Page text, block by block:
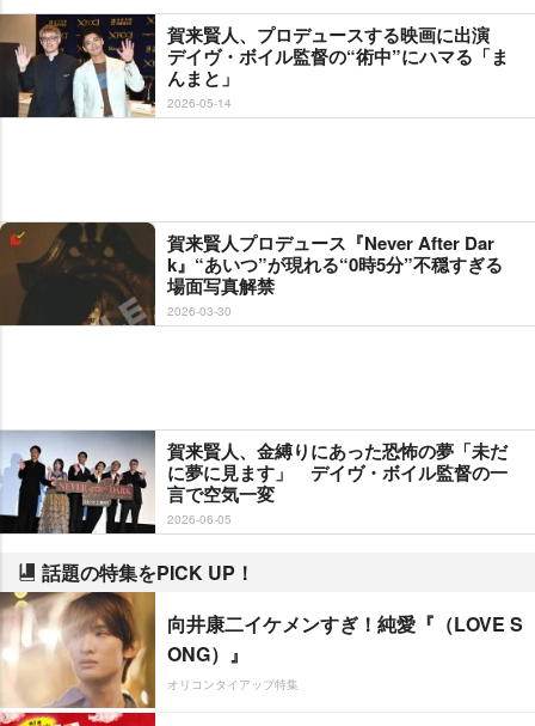
賀来賢人、プロデュースする映画に出演
デイヴ・ボイル監督の“術中”にハマる「ま
んまと」
2026-05-14
賀来賢人プロデュース『Never After Dar
k』“あいつ”が現れる“0時5分”不穏すぎる
場面写真解禁
2026-03-30
賀来賢人、金縛りにあった恐怖の夢「未だ
に夢に見ます」 デイヴ・ボイル監督の一
言で空気一変
2026-06-05
話題の特集をPICK UP！
向井康二イケメンすぎ！純愛『（LOVE S
ONG）』
オリコンタイアップ特集